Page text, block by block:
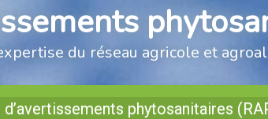
du réseau agricole et
d’avertissements phytosanitaires